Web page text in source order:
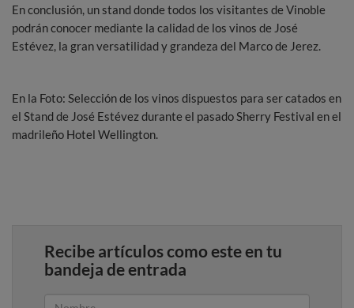
En conclusión, un stand donde todos los visitantes de Vinoble
podrán conocer mediante la calidad de los vinos de José
Estévez, la gran versatilidad y grandeza del Marco de Jerez.
En la Foto: Selección de los vinos dispuestos para ser catados en
el Stand de José Estévez durante el pasado Sherry Festival en el
madrileño Hotel Wellington.
Recibe artículos como este en tu
bandeja de entrada